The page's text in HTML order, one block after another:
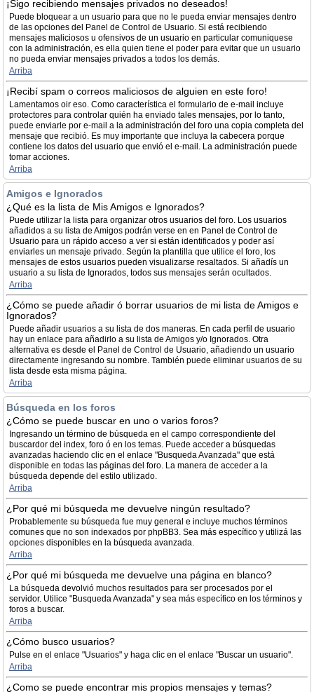
¡Sigo recibiendo mensajes privados no deseados!
Puede bloquear a un usuario para que no le pueda enviar mensajes dentro
de las opciones del Panel de Control de Usuario. Si está recibiendo
mensajes maliciosos u ofensivos de un usuario en particular comuniquese
con la administración, es ella quien tiene el poder para evitar que un usuario
no pueda enviar mensajes privados a todos los demás.
Arriba
¡Recibí spam o correos maliciosos de alguien en este foro!
Lamentamos oir eso. Como característica el formulario de e-mail incluye
protectores para controlar quién ha enviado tales mensajes, por lo tanto,
puede enviarle por e-mail a la administración del foro una copia completa del
mensaje que recibió. Es muy importante que incluya la cabecera porque
contiene los datos del usuario que envió el e-mail. La administración puede
tomar acciones.
Arriba
Amigos e Ignorados
¿Qué es la lista de Mis Amigos e Ignorados?
Puede utilizar la lista para organizar otros usuarios del foro. Los usuarios
añadidos a su lista de Amigos podrán verse en en Panel de Control de
Usuario para un rápido acceso a ver si están identificados y poder así
enviarles un mensaje privado. Según la plantilla que utilice el foro, los
mensajes de estos usuarios pueden visualizarse resaltados. Si añadís un
usuario a su lista de Ignorados, todos sus mensajes serán ocultados.
Arriba
¿Cómo se puede añadir ó borrar usuarios de mi lista de Amigos e
Ignorados?
Puede añadir usuarios a su lista de dos maneras. En cada perfil de usuario
hay un enlace para añadirlo a su lista de Amigos y/o Ignorados. Otra
alternativa es desde el Panel de Control de Usuario, añadiendo un usuario
directamente ingresando su nombre. También puede eliminar usuarios de su
lista desde esta misma página.
Arriba
Búsqueda en los foros
¿Cómo se puede buscar en uno o varios foros?
Ingresando un término de búsqueda en el campo correspondiente del
buscardor del index, foro ó en los temas. Puede acceder a búsquedas
avanzadas haciendo clic en el enlace "Busqueda Avanzada" que está
disponible en todas las páginas del foro. La manera de acceder a la
búsqueda depende del estilo utilizado.
Arriba
¿Por qué mi búsqueda me devuelve ningún resultado?
Probablemente su búsqueda fue muy general e incluye muchos términos
comunes que no son indexados por phpBB3. Sea más específico y utilizá las
opciones disponibles en la búsqueda avanzada.
Arriba
¿Por qué mi búsqueda me devuelve una página en blanco?
La búsqueda devolvió muchos resultados para ser procesados por el
servidor. Utilice "Busqueda Avanzada" y sea más específico en los términos y
foros a buscar.
Arriba
¿Cómo busco usuarios?
Pulse en el enlace "Usuarios" y haga clic en el enlace "Buscar un usuario".
Arriba
¿Como se puede encontrar mis propios mensajes y temas?